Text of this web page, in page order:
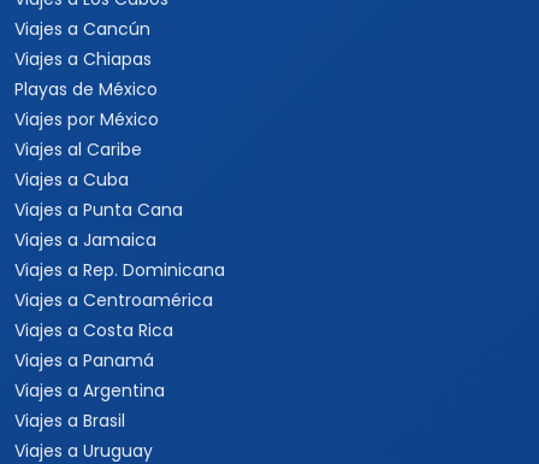
Viajes a Cancún
Viajes a Chiapas
Playas de México
Viajes por México
Viajes al Caribe
Viajes a Cuba
Viajes a Punta Cana
Viajes a Jamaica
Viajes a Rep. Dominicana
Viajes a Centroamérica
Viajes a Costa Rica
Viajes a Panamá
Viajes a Argentina
Viajes a Brasil
Viajes a Uruguay